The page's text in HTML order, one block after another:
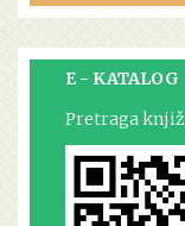
E - KATALOG
Pretraga